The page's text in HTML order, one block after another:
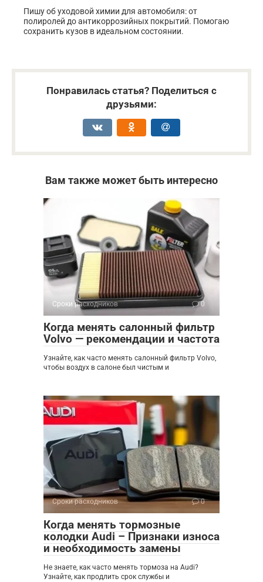
Пишу об уходовой химии для автомобиля: от
полиролей до антикоррозийных покрытий. Помогаю
сохранить кузов в идеальном состоянии.
Понравилась статья? Поделиться с
друзьями:
Вам также может быть интересно
Сроки расходников 0
Когда менять салонный фильтр
Volvo — рекомендации и частота
Узнайте, как часто менять салонный фильтр Volvo,
чтобы воздух в салоне был чистым и
Сроки расходников 0
Когда менять тормозные
колодки Audi – Признаки износа
и необходимость замены
Не знаете, как часто менять тормоза на Audi?
Узнайте, как продлить срок службы и